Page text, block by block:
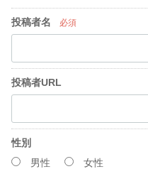
投稿者名 必須
投稿者URL
性別
男性
女性